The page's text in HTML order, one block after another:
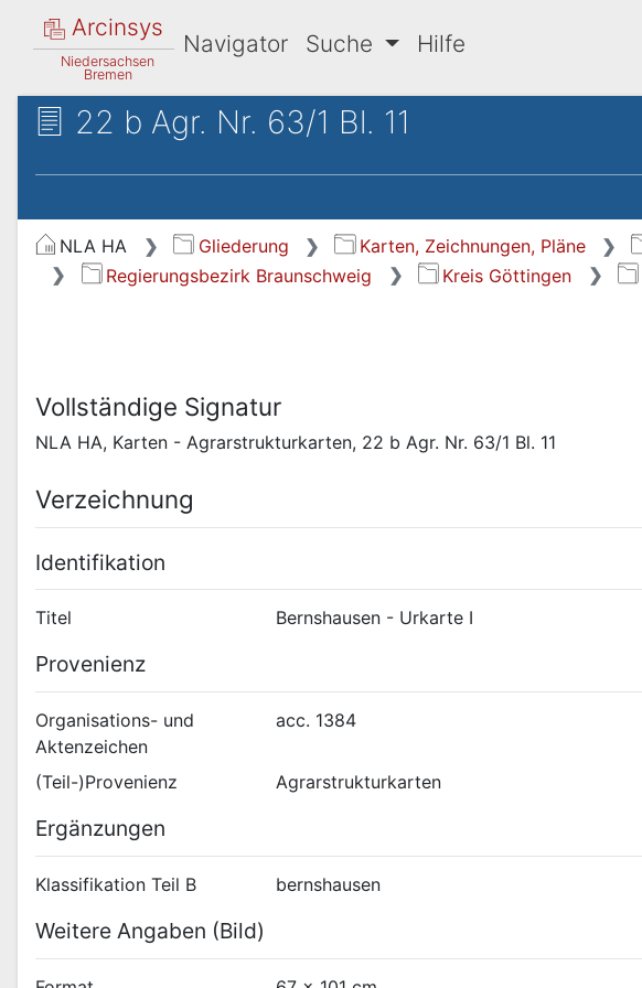
Arcinsys
Niedersachsen
Bremen
Navigator Suche Hilfe
22 b Agr. Nr. 63/1 Bl. 11
NLA HA Gliederung Karten, Zeichnungen, Pläne
Regierungsbezirk Braunschweig
Kreis Göttingen
Vollständige Signatur
NLA HA, Karten - Agrarstrukturkarten, 22 b Agr. Nr. 63/1 Bl. 11
Verzeichnung
Identifikation
Titel Bernshausen - Urkarte I
Provenienz
Organisations- und
Aktenzeichen
acc. 1384
(Teil-)Provenienz Agrarstrukturkarten
Ergänzungen
Klassifikation Teil B bernshausen
Weitere Angaben (Bild)